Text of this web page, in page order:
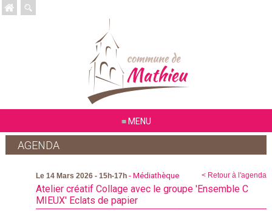
MENU
AGENDA
< Retour à l'agenda
Le 14 Mars 2026 - 15h-17h- Médiathèque
Atelier créatif Collage avec le groupe 'Ensemble C
MIEUX' Eclats de papier